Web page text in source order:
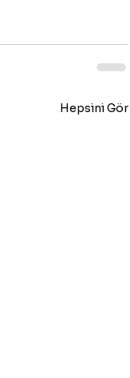
Hepsini Gör